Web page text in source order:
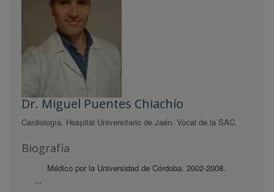
Dr. Miguel Puentes Chiachío
Cardiología. Hospital Universitario de Jaén. Vocal de la SAC.
Biografía
Médico por la Universidad de Córdoba. 2002-2008.
...